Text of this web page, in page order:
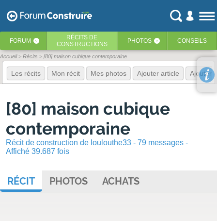
FORUM ‹ RÉCITS DE
CONSTRUCTIONS
PHOTOS ‹ CONSEILS
Accueil Récits [80] maison cubique contemporaine
Les récits Mon récit Mes photos Ajouter article Ajouter
[80] maison cubique
contemporaine
Récit de construction de loulouthe33 - 79 messages -
Affiché 39.687 fois
RÉCIT PHOTOS ACHATS